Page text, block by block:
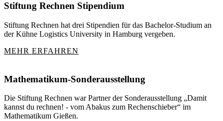
Stiftung Rechnen Stipendium
Stiftung Rechnen hat drei Stipendien für das Bachelor-Studium an
der Kühne Logistics University in Hamburg vergeben.
MEHR ERFAHREN
Mathematikum-Sonderausstellung
Die Stiftung Rechnen war Partner der Sonderausstellung „Damit
kannst du rechnen! - vom Abakus zum Rechenschieber“ im
Mathematikum Gießen.